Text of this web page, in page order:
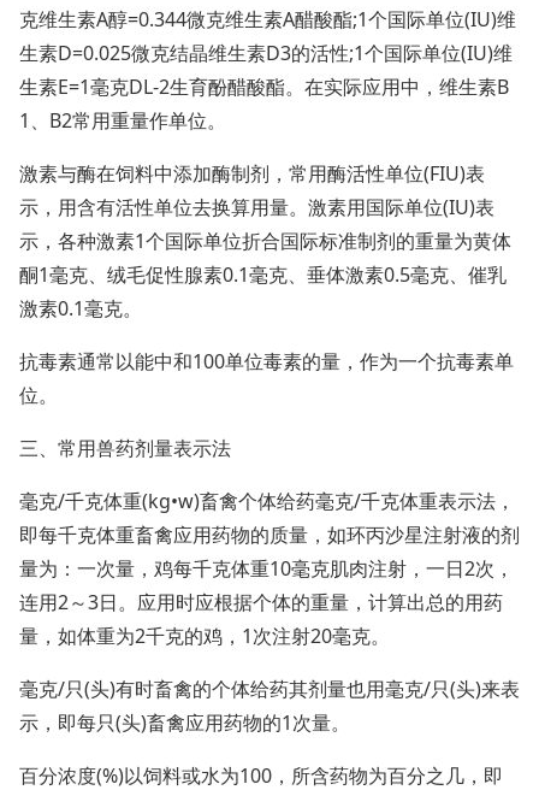
克维生素A醇=0.344微克维生素A醋酸酯;1个国际单位(IU)维
生素D=0.025微克结晶维生素D3的活性;1个国际单位(IU)维
生素E=1毫克DL-2生育酚醋酸酯。在实际应用中，维生素B
1、B2常用重量作单位。
激素与酶在饲料中添加酶制剂，常用酶活性单位(FIU)表
示，用含有活性单位去换算用量。激素用国际单位(IU)表
示，各种激素1个国际单位折合国际标准制剂的重量为黄体
酮1毫克、绒毛促性腺素0.1毫克、垂体激素0.5毫克、催乳
激素0.1毫克。
抗毒素通常以能中和100单位毒素的量，作为一个抗毒素单
位。
三、常用兽药剂量表示法
毫克/千克体重(kg•w)畜禽个体给药毫克/千克体重表示法，
即每千克体重畜禽应用药物的质量，如环丙沙星注射液的剂
量为：一次量，鸡每千克体重10毫克肌肉注射，一日2次，
连用2～3日。应用时应根据个体的重量，计算出总的用药
量，如体重为2千克的鸡，1次注射20毫克。
毫克/只(头)有时畜禽的个体给药其剂量也用毫克/只(头)来表
示，即每只(头)畜禽应用药物的1次量。
百分浓度(%)以饲料或水为100，所含药物为百分之几，即